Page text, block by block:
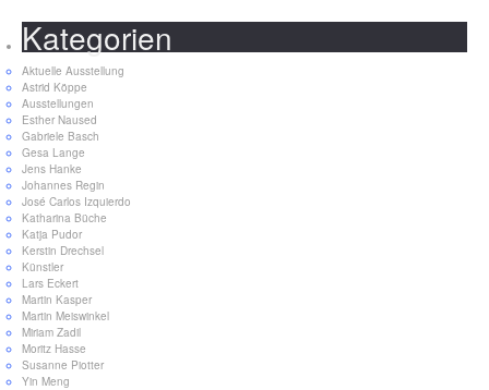
Kategorien
Aktuelle Ausstellung
Astrid Köppe
Ausstellungen
Esther Naused
Gabriele Basch
Gesa Lange
Jens Hanke
Johannes Regin
José Carlos Izquierdo
Katharina Büche
Katja Pudor
Kerstin Drechsel
Künstler
Lars Eckert
Martin Kasper
Martin Meiswinkel
Miriam Zadil
Moritz Hasse
Susanne Piotter
Yin Meng